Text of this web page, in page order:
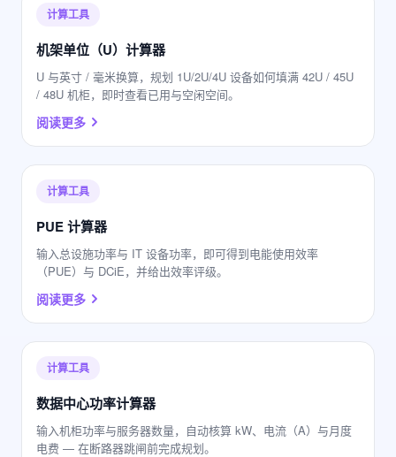
计算工具
机架单位（U）计算器
U 与英寸 / 毫米换算，规划 1U/2U/4U 设备如何填满 42U / 45U
/ 48U 机柜，即时查看已用与空闲空间。
阅读更多
计算工具
PUE 计算器
输入总设施功率与 IT 设备功率，即可得到电能使用效率
（PUE）与 DCiE，并给出效率评级。
阅读更多
计算工具
数据中心功率计算器
输入机柜功率与服务器数量，自动核算 kW、电流（A）与月度
电费 — 在断路器跳闸前完成规划。